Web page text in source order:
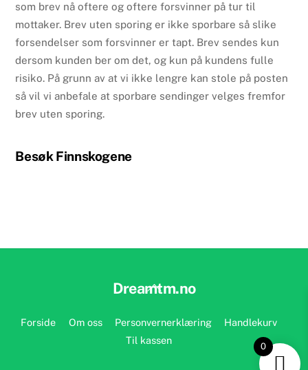
som brev nå oftere og oftere forsvinner på tur til
mottaker. Brev uten sporing er ikke sporbare så slike
forsendelser som forsvinner er tapt. Brev sendes kun
dersom kunden ber om det, og kun på kundens fulle
risiko. På grunn av at vi ikke lengre kan stole på posten
så vil vi anbefale at sporbare sendinger velges fremfor
brev uten sporing.
Besøk Finnskogene
Back
Top
Dreamtm.no
Forside Om oss Personvernerklæring
Handlekurv
Til kassen
0